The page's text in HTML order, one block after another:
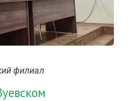
филиал